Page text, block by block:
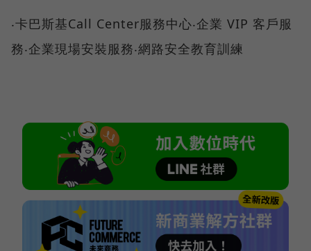
‧卡巴斯基Call Center服務中心‧企業 VIP 客戶服
務‧企業現場安裝服務‧網路安全教育訓練